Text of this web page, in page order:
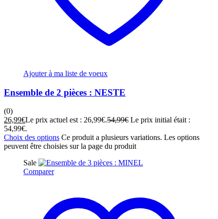
Ajouter à ma liste de voeux
Ensemble de 2 pièces : NESTE
(0)
26,99€Le prix actuel est : 26,99€.54,99€ Le prix initial était :
54,99€.
Choix des options Ce produit a plusieurs variations. Les options
peuvent être choisies sur la page du produit
Sale
Comparer